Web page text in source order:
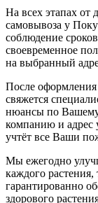
На всех этапах от
самовывоза у
соблюдение
своевременное
на выбранный
После оформления
свяжется
нюансы по Вашему
компанию и адрес
учтёт все Ваши
Мы ежегодно
каждого
гарантированно
здорового